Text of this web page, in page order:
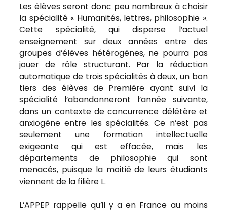
Les élèves seront donc peu nombreux à choisir
la spécialité « Humanités, lettres, philosophie ».
Cette spécialité, qui disperse l’actuel
enseignement sur deux années entre des
groupes d’élèves hétérogènes, ne pourra pas
jouer de rôle structurant. Par la réduction
automatique de trois spécialités à deux, un bon
tiers des élèves de Première ayant suivi la
spécialité l’abandonneront l’année suivante,
dans un contexte de concurrence délétère et
anxiogène entre les spécialités. Ce n’est pas
seulement une formation intellectuelle
exigeante qui est effacée, mais les
départements de philosophie qui sont
menacés, puisque la moitié de leurs étudiants
viennent de la filière L.
L’APPEP rappelle qu’il y a en France au moins